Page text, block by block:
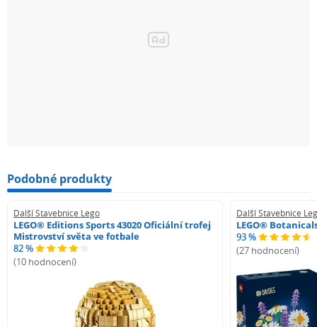
Podobné produkty
Další Stavebnice Lego
LEGO® Editions Sports 43020 Oficiální trofej
Mistrovství světa ve fotbale
82 %
(10 hodnocení)
Další Stavebnice
LEGO®
93 %
(27 hodnocení)